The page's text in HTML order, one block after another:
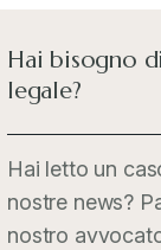
Hai bisogno
legale?
Hai letto un
nostre news?
nostro